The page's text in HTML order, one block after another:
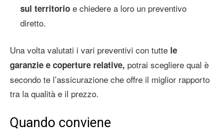
sul territorio e chiedere a loro un preventivo
diretto.
Una volta valutati i vari preventivi con tutte le
garanzie e coperture relative, potrai scegliere qual è
secondo te l’assicurazione che offre il miglior rapporto
tra la qualità e il prezzo.
Quando conviene